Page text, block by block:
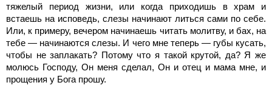
тяжелый период жизни, или когда приходишь в храм и
встаешь на исповедь, слезы начинают литься сами по себе.
Или, к примеру, вечером начинаешь читать молитву, и бах, на
тебе — начинаются слезы. И чего мне теперь — губы кусать,
чтобы не заплакать? Потому что я такой крутой, да? Я же
молюсь Господу, Он меня сделал, Он и отец и мама мне, и
прощения у Бога прошу.